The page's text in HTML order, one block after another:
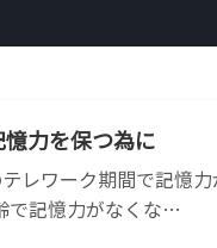
力を保つ為に
レワーク期間で記憶
で記憶力がなくな…